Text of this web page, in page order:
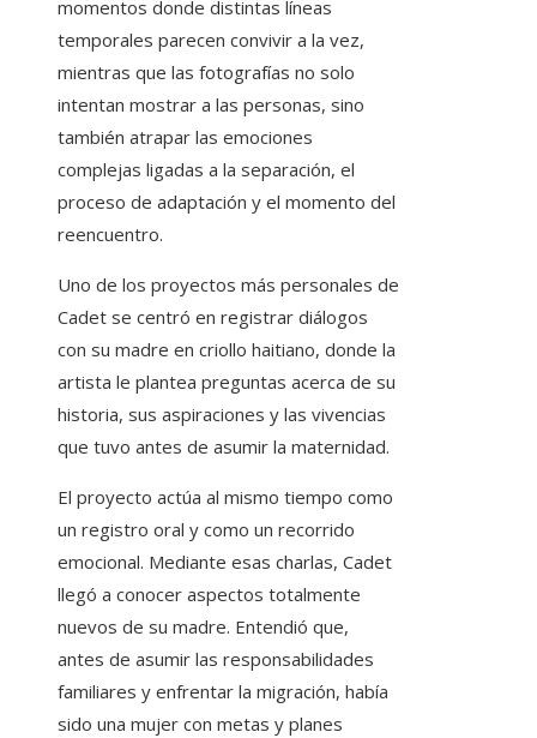
momentos donde distintas líneas
temporales parecen convivir a la vez,
mientras que las fotografías no solo
intentan mostrar a las personas, sino
también atrapar las emociones
complejas ligadas a la separación, el
proceso de adaptación y el momento del
reencuentro.
Uno de los proyectos más personales de
Cadet se centró en registrar diálogos
con su madre en criollo haitiano, donde la
artista le plantea preguntas acerca de su
historia, sus aspiraciones y las vivencias
que tuvo antes de asumir la maternidad.
El proyecto actúa al mismo tiempo como
un registro oral y como un recorrido
emocional. Mediante esas charlas, Cadet
llegó a conocer aspectos totalmente
nuevos de su madre. Entendió que,
antes de asumir las responsabilidades
familiares y enfrentar la migración, había
sido una mujer con metas y planes